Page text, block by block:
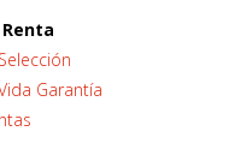
Garantía